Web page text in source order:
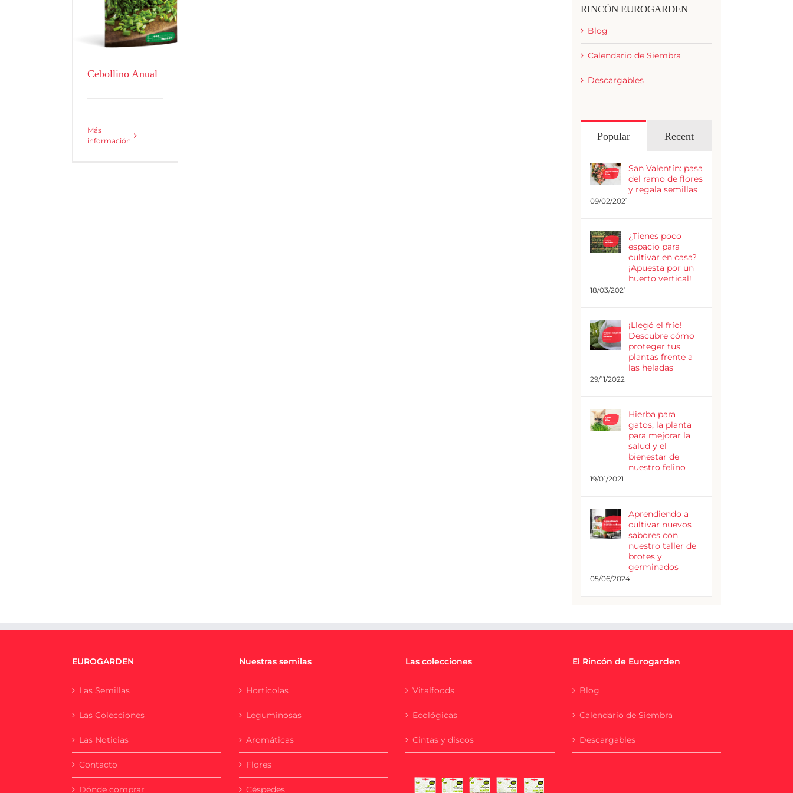
Cebollino Anual
Más
información
RINCÓN EUROGARDEN
Blog
Calendario de Siembra
Descargables
Popular Recent
San Valentín: pasa
del ramo de flores
y regala semillas
09/02/2021
¿Tienes poco
espacio para
cultivar en casa?
¡Apuesta por un
huerto vertical!
18/03/2021
¡Llegó el frío!
Descubre cómo
proteger tus
plantas frente a
las heladas
29/11/2022
Hierba para
gatos, la planta
para mejorar la
salud y el
bienestar de
nuestro felino
19/01/2021
Aprendiendo a
cultivar nuevos
sabores con
nuestro taller de
brotes y
germinados
05/06/2024
EUROGARDEN
Las Semillas
Las Colecciones
Las Noticias
Contacto
Dónde comprar
Nuestras semilas
Hortícolas
Leguminosas
Aromáticas
Flores
Céspedes
Las colecciones
Vitalfoods
Ecológicas
Cintas y discos
El Rincón de Eurogarden
Blog
Calendario de Siembra
Descargables